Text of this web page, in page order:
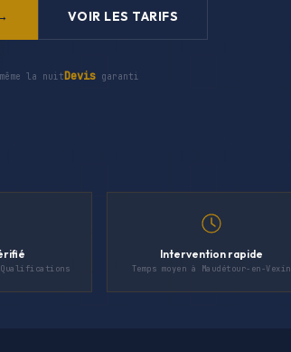
VOIR LES TARIFS
même la nuitDevis garanti
Qualifications
Intervention rapide
Temps moyen à Maudétour-en-Vexin